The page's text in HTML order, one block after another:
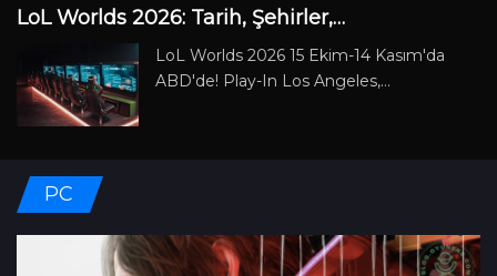
LoL Worlds 2026: Tarih, Şehirler,…
LoL Worlds 2026 15 Ekim-14 Kasım'da
ABD'de! Play-In Los Angeles,…
PC